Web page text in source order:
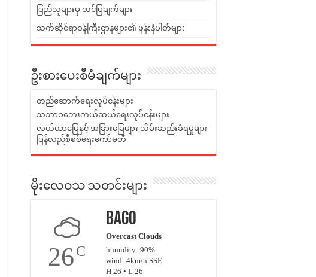
ပြည်သူများမှ တင်ပြချက်များ
သက်ဆိုင်ရာဝန်ကြီးဌာနများ၏ ဖုန်းနံပါတ်များ
ဦးစားပေးစီမံချက်များ
တည်ဆောက်ရေးလုပ်ငန်းများ
သဘာဝဘေးကယ်ဆယ်ရေးလုပ်ငန်းများ
လယ်ယာမြေနှင့် အခြားမြေများ သိမ်းဆည်းခံရမှုများ
ပြန်လည်စီစစ်ရေးကော်မတီ
မိုးလေဝသ သတင်းများ
26C
Bago
Overcast Clouds
humidity: 90%
wind: 4km/h SSE
H 26 • L 26